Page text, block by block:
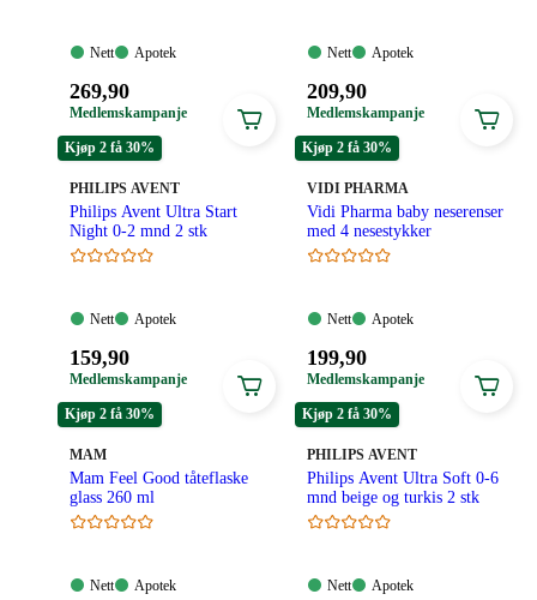
Nett:
Nett
Apotek:
Apotek
Pris:
269,90
kroner.
269,90
Medlemskampanje
Nett:
Nett
Apotek:
Apotek
Pris:
209,90
kroner.
209,90
Medlemskampanje
Kjøp 2 få 30%
MERKE:
PHILIPS AVENT
Philips Avent Ultra Start
Night 0-2 mnd 2 stk
Nett:
Nett
Apotek:
Apotek
Pris:
159,90
kroner.
159,90
Medlemskampanje
Kjøp 2 få 30%
MERKE:
VIDI PHARMA
Vidi Pharma baby neserenser
med 4 nesestykker
Nett:
Nett
Apotek:
Apotek
Pris:
199,90
kroner.
199,90
Medlemskampanje
Kjøp 2 få 30%
MERKE
MAM
Mam Feel Good tåteflaske
glass 260 ml
Nett:
Nett
Apotek:
Apotek
Kjøp 2 få 30%
MERKE:
PHILIPS AVENT
Philips Avent Ultra Soft 0-6
mnd beige og turkis 2 stk
Nett:
Nett
Apotek:
Apotek